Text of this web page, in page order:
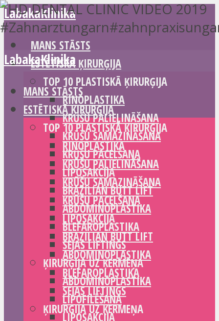
LabakaKlinika
MANS STĀSTS
ESTĒTISKĀ ĶIRURĢIJA
TOP 10 PLASTISKĀ ĶIRURĢIJA
RINOPLASTIKA
KRŪŠU PALIELINĀŠANA
KRŪŠU SAMAZINĀŠANA
KRŪŠU PACELŠANA
LIPOSAKCIJA
BRAZILIAN BUTT LIFT
ABDOMINOPLASTIKA
BLEFAROPLASTIKA
SEJAS LIFTINGS
ĶIRURĢIJA UZ ĶERMEŅA
ABDOMINOPLASTIKA
LIPOFILĒŠANA
LIPOSAKCIJA
LabakaKlinika
MANS STĀSTS
ESTĒTISKĀ ĶIRURĢIJA
TOP 10 PLASTISKĀ ĶIRURĢIJA
RINOPLASTIKA
KRŪŠU PALIELINĀŠANA
KRŪŠU SAMAZINĀŠANA
KRŪŠU PACELŠANA
LIPOSAKCIJA
BRAZILIAN BUTT LIFT
ABDOMINOPLASTIKA
BLEFAROPLASTIKA
SEJAS LIFTINGS
ĶIRURĢIJA UZ ĶERMEŅA